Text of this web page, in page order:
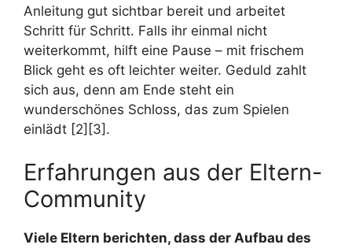
Anleitung gut sichtbar bereit und arbeitet
Schritt für Schritt. Falls ihr einmal nicht
weiterkommt, hilft eine Pause – mit frischem
Blick geht es oft leichter weiter. Geduld zahlt
sich aus, denn am Ende steht ein
wunderschönes Schloss, das zum Spielen
einlädt [2][3].
Erfahrungen aus der Eltern-
Community
Viele Eltern berichten, dass der Aufbau des